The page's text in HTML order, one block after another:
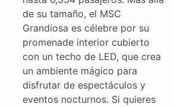
de su tamaño, el MSC
Grandiosa es célebre por su
promenade interior cubierto
con un techo de LED, que crea
un ambiente mágico para
disfrutar de espectáculos y
eventos nocturnos. Si quieres